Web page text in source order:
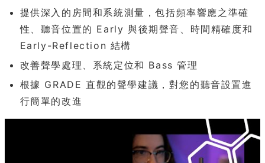
提供深入的房間和系統測量，包括頻率響應之準確
性、聽音位置的 Early 與後期聲音、時間精確度和
Early-Reflection 結構
改善聲學處理、系統定位和 Bass 管理
根據 GRADE 直觀的聲學建議，對您的聽音設置進
行簡單的改進